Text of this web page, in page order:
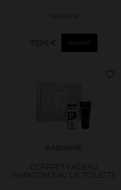
PARFUM
77,90 € Ajouter
RABANNE
COFFRET CADEAU
PHANTOM EAU DE TOILETTE